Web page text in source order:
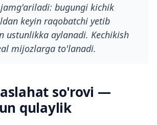
bugungi kichik
keyin raqobatchi yetib
ustunlikka aylanadi. Kechikish
mijozlarga to'lanadi.
so'rovi —
qulaylik